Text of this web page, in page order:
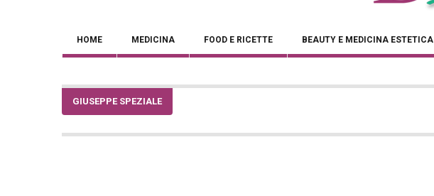
HOME MEDICINA FOOD E RICETTE BEAUTY E MEDICINA ESTETICA
GIUSEPPE SPEZIALE